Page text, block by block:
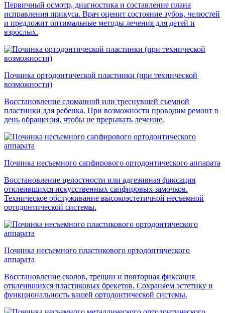
Первичный осмотр, диагностика и составление плана
исправления прикуса. Врач оценит состояние зубов, челюстей
и предложит оптимальные методы лечения для детей и
взрослых.
Починка ортодонтической пластинки (при технической
возможности)
Восстановление сломанной или треснувшей съемной
пластинки для ребенка. При возможности проводим ремонт в
день обращения, чтобы не прерывать лечение.
Починка несъемного сапфирового ортодонтического аппарата
Восстановление целостности или адгезивная фиксация
отклеившихся искусственных сапфировых замочков.
Техническое обслуживание высокоэстетичной несъемной
ортодонтической системы.
Починка несъемного пластикового ортодонтического
аппарата
Восстановление сколов, трещин и повторная фиксация
отклеившихся пластиковых брекетов. Сохраняем эстетику и
функциональность вашей ортодонтической системы.